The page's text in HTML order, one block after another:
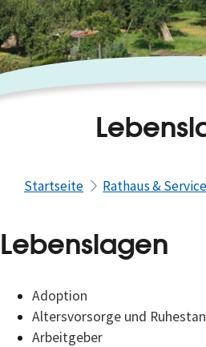
Startseite Rathaus & Service
Lebenslagen
Adoption
Altersvorsorge und
Arbeitgeber